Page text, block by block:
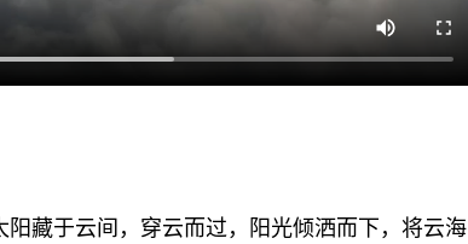
藏于云间，穿云而过，阳光倾洒而下，将云海